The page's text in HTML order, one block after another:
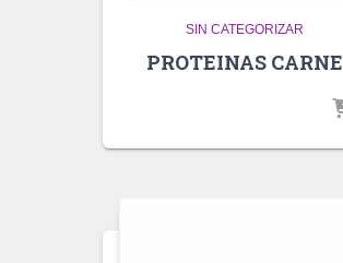
SIN CATEGORIZAR
PROTEINAS CARNE